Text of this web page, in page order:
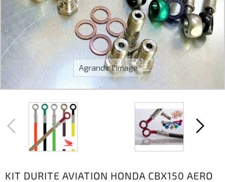
Agrandir l'image
KIT DURITE AVIATION HONDA CBX150 AERO